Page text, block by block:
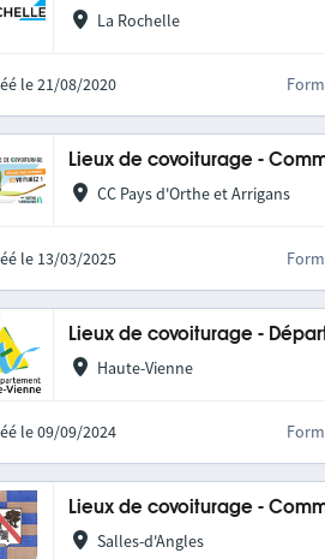
La Rochelle
le 21/08/2020
Lieux de covoiturage -
CC Pays d'Orthe et Arrigans
le 13/03/2025
Lieux de covoiturage -
Haute-Vienne
le 09/09/2024
Lieux de covoiturage -
Salles-d'Angles